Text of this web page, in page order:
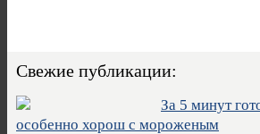
Свежие публикации:
За 5 минут
особенно хорош с мороженым